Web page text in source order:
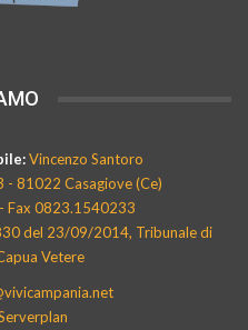
Vincenzo Santoro
- 81022 Casagiove (Ce)
Fax 0823.1540233
del 23/09/2014, Tribunale di
Vetere